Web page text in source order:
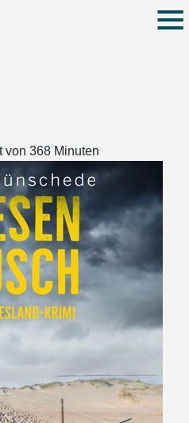
von 368 Minuten